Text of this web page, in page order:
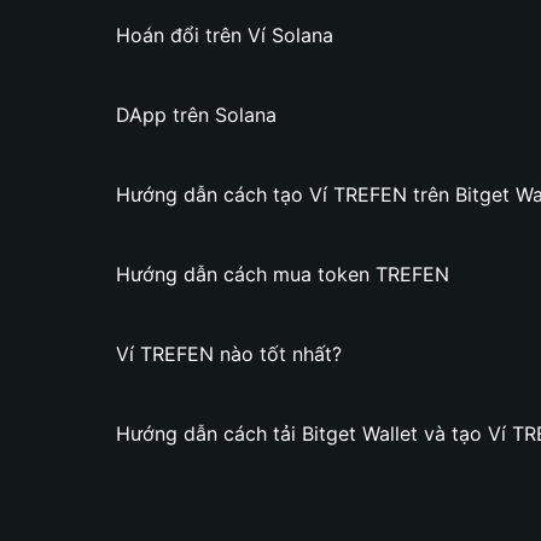
Hoán đổi trên Ví Solana
DApp trên Solana
Hướng dẫn cách tạo Ví TREFEN trên Bitget
Hướng dẫn cách mua token TREFEN
Ví TREFEN nào tốt nhất?
Hướng dẫn cách tải Bitget Wallet và tạo Ví